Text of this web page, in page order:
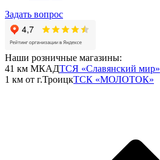
Задать вопрос
Наши розничные магазины:
41 км МКАДТСЯ «Славянский мир»
1 км от г.ТроицкТСК «МОЛОТОК»